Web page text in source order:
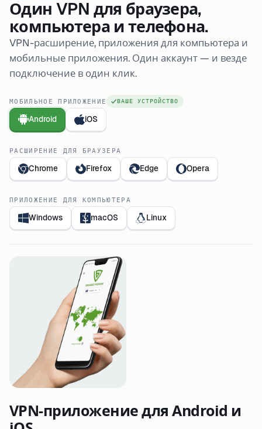
Один VPN для браузера,
компьютера и телефона.
VPN-расширение, приложения для компьютера и
мобильные приложения. Один аккаунт — и везде
подключение в один клик.
РАСШИРЕНИЕ ДЛЯ БРАУЗЕРА
Chrome Firefox Edge Opera
ПРИЛОЖЕНИЕ ДЛЯ КОМПЬЮТЕРА
Windows macOS Linux
МОБИЛЬНОЕ ПРИЛОЖЕНИЕ ВАШЕ УСТРОЙСТВО
Android iOS
VPN-приложение для Android и